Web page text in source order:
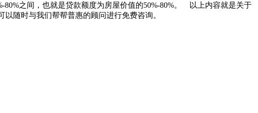
之间，也就是贷款额度为房屋价值的50%-80%。 以上内容就是关于
随时与我们帮帮普惠的顾问进行免费咨询。